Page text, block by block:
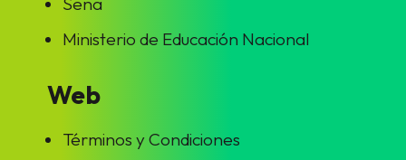
Ministerio de Educación Nacional
Web
Términos y Condiciones